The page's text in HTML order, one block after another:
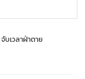
บเวลาฝ่าตาย